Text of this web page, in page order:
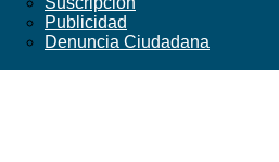
Publicidad
Denuncia Ciudadana